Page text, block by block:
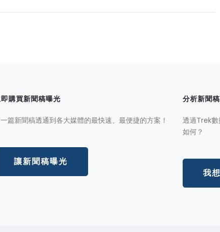
購買新聞稿曝光
篇新聞稿透通到各大媒體的最快速、最便捷的方案！
讓新聞稿曝光
分析新聞
透過Trek
如何？
我